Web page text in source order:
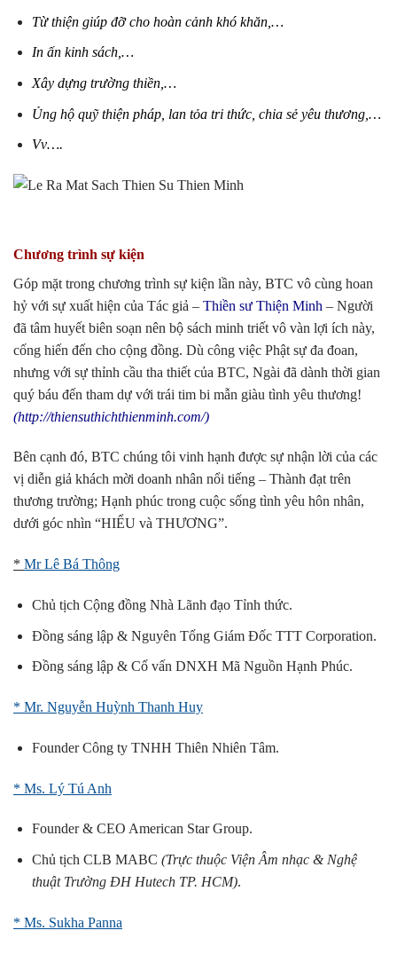
Từ thiện giúp đỡ cho hoàn cảnh khó khăn,…
In ấn kinh sách,…
Xây dựng trường thiền,…
Ủng hộ quỹ thiện pháp, lan tỏa tri thức, chia sẻ yêu thương,…
Vv….
Chương trình sự kiện
Góp mặt trong chương trình sự kiện lần này, BTC vô cùng hoan
hỷ với sự xuất hiện của Tác giả – Thiền sư Thiện Minh – Người
đã tâm huyết biên soạn nên bộ sách minh triết vô vàn lợi ích này,
cống hiến đến cho cộng đồng. Dù công việc Phật sự đa đoan,
nhưng với sự thỉnh cầu tha thiết của BTC, Ngài đã dành thời gian
quý báu đến tham dự với trái tim bi mẫn giàu tình yêu thương!
(http://thiensuthichthienminh.com/)
Bên cạnh đó, BTC chúng tôi vinh hạnh được sự nhận lời của các
vị diễn giả khách mời doanh nhân nổi tiếng – Thành đạt trên
thương trường; Hạnh phúc trong cuộc sống tình yêu hôn nhân,
dưới góc nhìn “HIỂU và THƯƠNG”.
* Mr Lê Bá Thông
Chủ tịch Cộng đồng Nhà Lãnh đạo Tỉnh thức.
Đồng sáng lập & Nguyên Tổng Giám Đốc TTT Corporation.
Đồng sáng lập & Cố vấn DNXH Mã Nguồn Hạnh Phúc.
* Mr. Nguyễn Huỳnh Thanh Huy
Founder Công ty TNHH Thiên Nhiên Tâm.
* Ms. Lý Tú Anh
Founder & CEO American Star Group.
Chủ tịch CLB MABC (Trực thuộc Viện Âm nhạc & Nghệ
thuật Trường ĐH Hutech TP. HCM).
* Ms. Sukha Panna